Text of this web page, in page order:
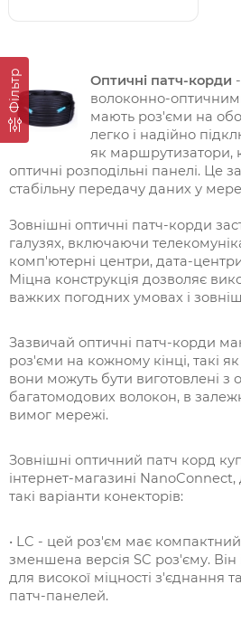
Фільтр Оптичні патч-корди
волоконно-
мають роз'єми на
легко і надійно
як маршрутизатори,
оптичні розподільні панелі. Це
стабільну передачу даних у
Зовнішні оптичні патч-корди
галузях, включаючи
комп'ютерні центри, дата-
Міцна конструкція дозволяє
важких погодних умовах і
Зазвичай оптичні патч-корди
роз'єми на кожному кінці, такі як
вони можуть бути виготовлені
багатомодових волокон, в
вимог мережі.
Зовнішні оптичний патч корд
інтернет-магазині
такі варіанти конекторів:
• LC - цей роз'єм має
зменшена версія SC роз'єму. Він
для високої міцності з'єднання
патч-панелей.